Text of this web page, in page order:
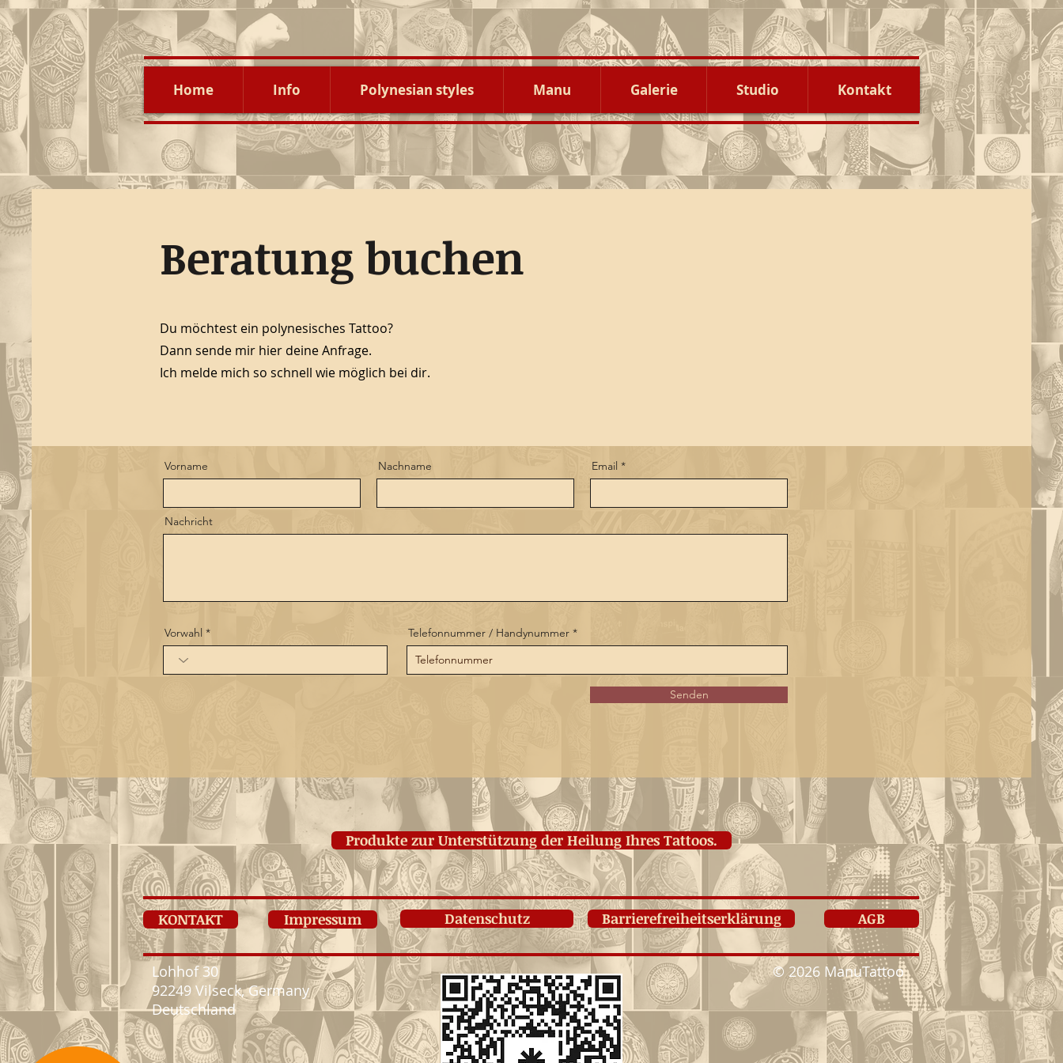
Home Info Polynesian styles Manu Galerie Studio Kontakt
Beratung buchen
Du möchtest ein polynesisches Tattoo?
Dann sende mir hier deine Anfrage.
Ich melde mich so schnell wie möglich bei dir.
Vorname Nachname Email
Nachricht
Vorwahl Telefonnummer / Handynummer
Senden
Produkte zur Unterstützung der Heilung Ihres Tattoos.
KONTAKT Impressum Datenschutz Barrierefreiheitserklärung AGB
Lohhof 30
92249 Vilseck, Germany
Deutschland
© 2026 ManuTattoo